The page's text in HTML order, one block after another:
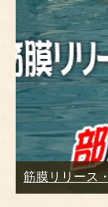
筋膜リリース